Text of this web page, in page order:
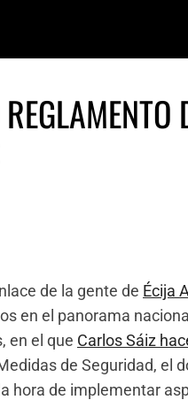
de la gente de Écija
en el panorama
en el que Carlos Sáiz
de Seguridad, el
hora de implementar